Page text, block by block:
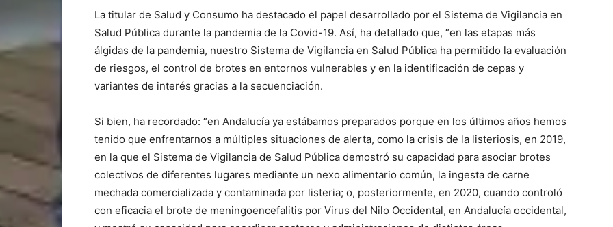
La titular de Salud y Consumo ha destacado el papel desarrollado por el Sistema de Vigilancia en
Salud Pública durante la pandemia de la Covid-19. Así, ha detallado que, “en las etapas más
álgidas de la pandemia, nuestro Sistema de Vigilancia en Salud Pública ha permitido la evaluación
de riesgos, el control de brotes en entornos vulnerables y en la identificación de cepas y
variantes de interés gracias a la secuenciación.
Si bien, ha recordado: “en Andalucía ya estábamos preparados porque en los últimos años hemos
tenido que enfrentarnos a múltiples situaciones de alerta, como la crisis de la listeriosis, en 2019,
en la que el Sistema de Vigilancia de Salud Pública demostró su capacidad para asociar brotes
colectivos de diferentes lugares mediante un nexo alimentario común, la ingesta de carne
mechada comercializada y contaminada por listeria; o, posteriormente, en 2020, cuando controló
con eficacia el brote de meningoencefalitis por Virus del Nilo Occidental, en Andalucía occidental,